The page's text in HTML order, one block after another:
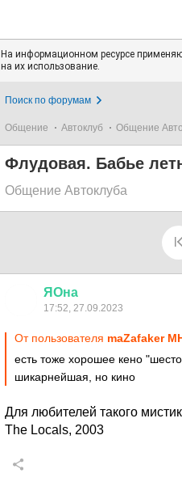
На информационном ресурсе
на их использование.
Поиск по форумам
Общение Автоклуб Общение
Флудовая. Бабье
Общение Автоклуба
ЯОна
17:52, 27.09.2023
От пользователя maZafaker
есть тоже хорошее кено
шикарнейшая, но кино
Для любителей такого
The Locals, 2003